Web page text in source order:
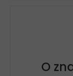
O